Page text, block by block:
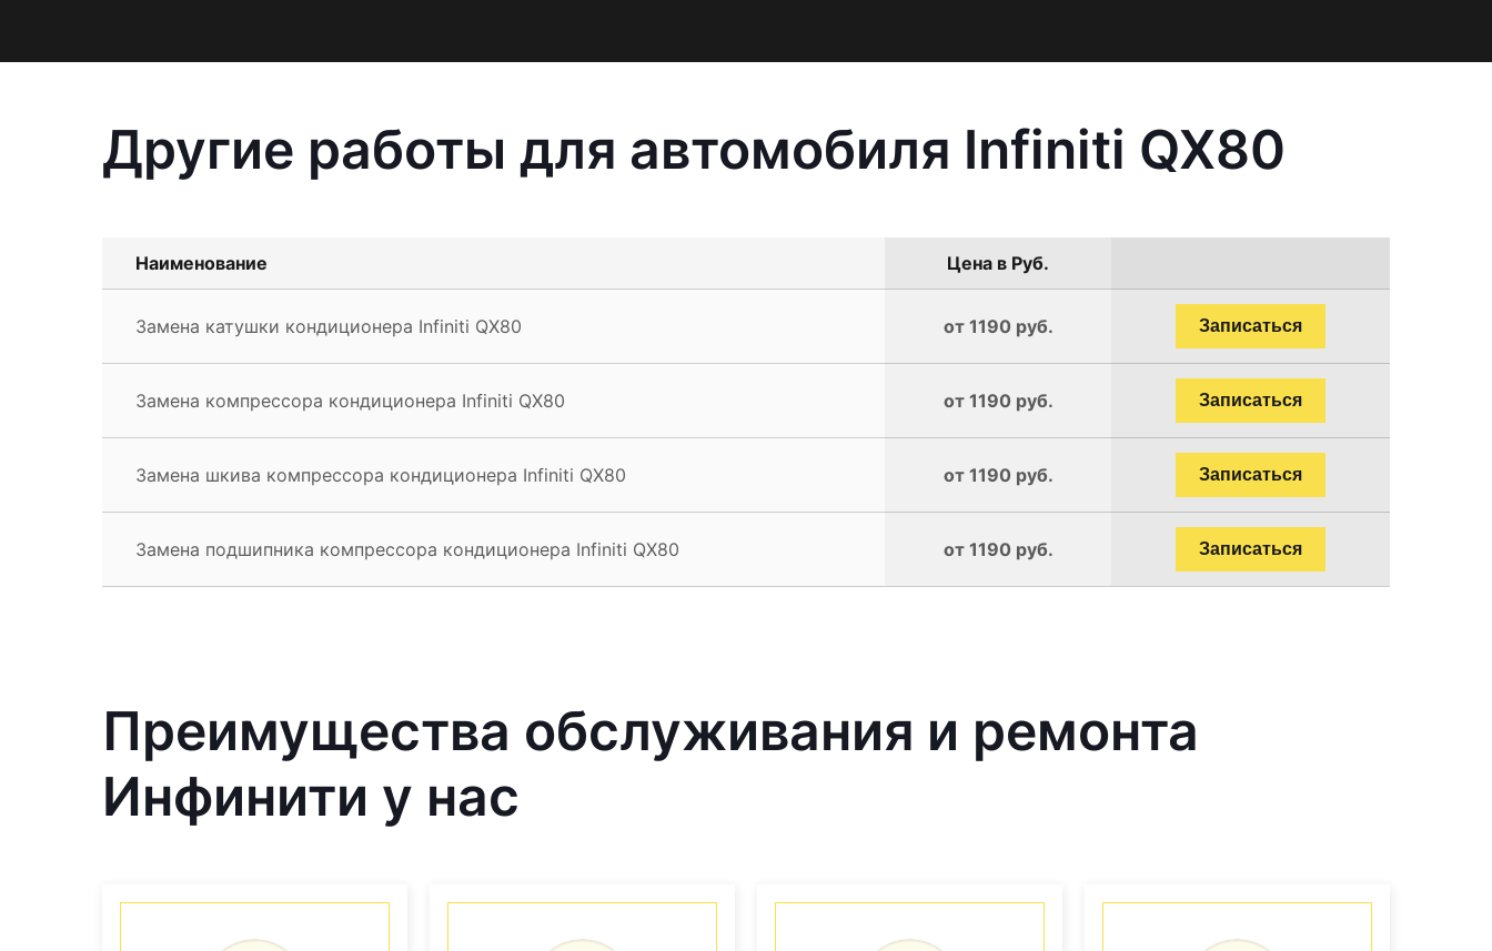
Другие работы для автомобиля Infiniti QX80
Наименование Цена в Руб.
Замена катушки кондиционера Infiniti QX80 от 1190 руб. Записаться
Замена компрессора кондиционера Infiniti QX80 от 1190 руб. Записаться
Замена шкива компрессора кондиционера Infiniti QX80 от 1190 руб. Записаться
Замена подшипника компрессора кондиционера Infiniti QX80 от 1190 руб. Записаться
Преимущества обслуживания и ремонта
Инфинити у нас